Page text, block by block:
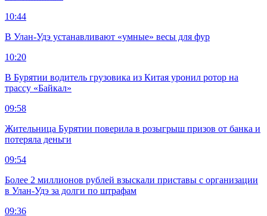
10:44
В Улан-Удэ устанавливают «умные» весы для фур
10:20
В Бурятии водитель грузовика из Китая уронил ротор на
трассу «Байкал»
09:58
Жительница Бурятии поверила в розыгрыш призов от банка и
потеряла деньги
09:54
Более 2 миллионов рублей взыскали приставы с организации
в Улан-Удэ за долги по штрафам
09:36